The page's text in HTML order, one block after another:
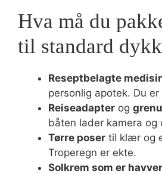
Hva må du
til standard
Reseptbelagte
personlig apotek. Du
Reiseadapter og
båten lader kamera og
Tørre poser til klær og
Troperegn er ekte.
Solkrem som er